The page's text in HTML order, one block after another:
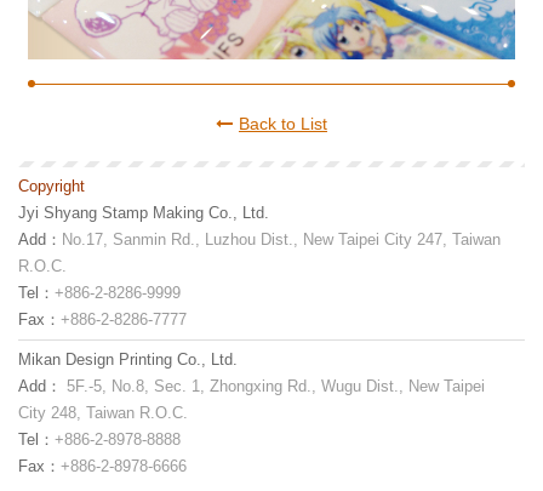
Back to List
Copyright
Jyi Shyang Stamp Making Co., Ltd.
Add： No.17, Sanmin Rd., Luzhou Dist., New Taipei City 247, Taiwan
R.O.C.
Tel： +886-2-8286-9999
Fax： +886-2-8286-7777
Mikan Design Printing Co., Ltd.
Add： 5F.-5, No.8, Sec. 1, Zhongxing Rd., Wugu Dist., New Taipei
City 248, Taiwan R.O.C.
Tel： +886-2-8978-8888
Fax： +886-2-8978-6666